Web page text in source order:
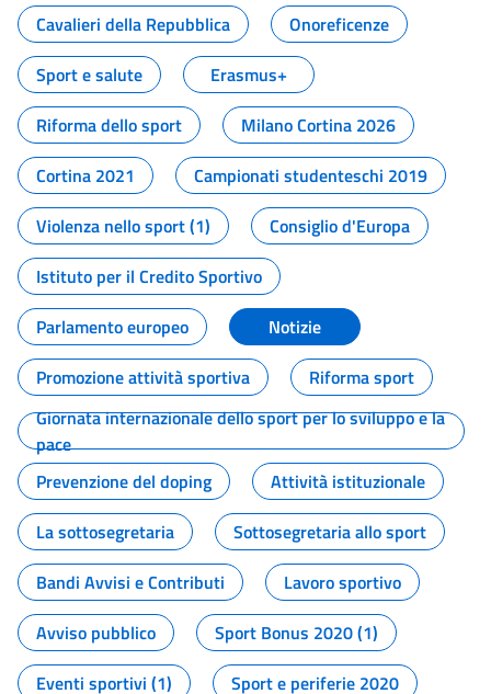
Cavalieri della Repubblica
Onoreficenze
Sport e salute
Erasmus+
Riforma dello sport
Milano Cortina 2026
Cortina 2021
Campionati studenteschi 2019
Violenza nello sport (1)
Consiglio d'Europa
Istituto per il Credito Sportivo
Parlamento europeo
Notizie
Promozione attività sportiva
Riforma sport
Giornata internazionale dello sport per lo sviluppo e la
pace
Prevenzione del doping
Attività istituzionale
La sottosegretaria
Sottosegretaria allo sport
Bandi Avvisi e Contributi
Lavoro sportivo
Avviso pubblico
Sport Bonus 2020 (1)
Eventi sportivi (1)
Sport e periferie 2020